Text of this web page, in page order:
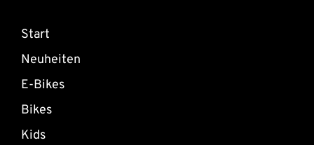
Start
Neuheiten
E-Bikes
Bikes
Kids